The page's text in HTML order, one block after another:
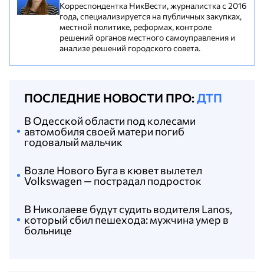
Корреспондентка НикВести, журналистка с 2016
года, специализируется на публичных закупках,
местной политике, реформах, контроле
решений органов местного самоуправления и
анализе решений городского совета.
ПОСЛЕДНИЕ НОВОСТИ ПРО:ДТП
В Николаеве будут судить водителя Lanos,
который сбил пешехода: мужчина умер в
больнице
Возле Нового Буга в кювет вылетел
Volkswagen — пострадал подросток
В Одесской области под колесами
автомобиля своей матери погиб
годовалый мальчик